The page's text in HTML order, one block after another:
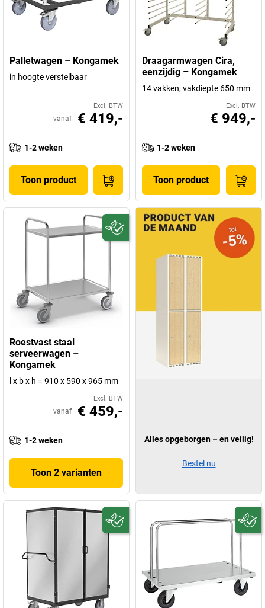
Palletwagen – Kongamek
in hoogte verstelbaar
Excl. BTW
vanaf € 419,-
1-2 weken
Toon product
Draagarmwagen Cira,
eenzijdig – Kongamek
14 vakken, vakdiepte 650 mm
Excl. BTW
€ 949,-
1-2 weken
Toon product
Roestvast staal
serveerwagen –
Kongamek
l x b x h = 910 x 590 x 965 mm
Excl. BTW
vanaf € 459,-
1-2 weken
Toon 2 varianten
Alles opgeborgen – en veilig!
Bestel nu